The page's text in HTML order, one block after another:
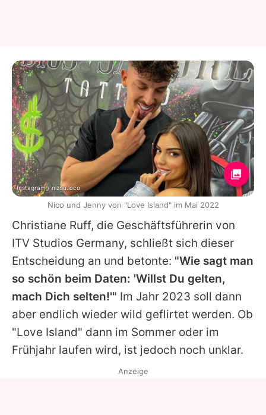
Christiane Ruff, die Geschäftsführerin von
ITV Studios Germany, schließt sich dieser
Entscheidung an und betonte: "Wie sagt man
so schön beim Daten: 'Willst Du gelten,
mach Dich selten!'" Im Jahr 2023 soll dann
aber endlich wieder wild geflirtet werden. Ob
"Love Island" dann im Sommer oder im
Frühjahr laufen wird, ist jedoch noch unklar.
Instagram / nizou.loco
Nico und Jenny von "Love Island" im Mai 2022
Anzeige